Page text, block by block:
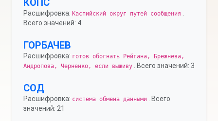
КОПС
Расшифровка: Каспийский округ путей сообщения
Всего значений: 4
ГОРБАЧЕВ
Расшифровка: готов обогнать Рейгана, Брежнева,
Андропова, Черненко, если выживу . Всего значений: 3
СОД
Расшифровка: система обмена данными . Всего
значений: 21